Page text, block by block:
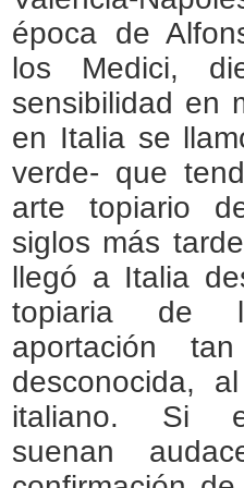
época de
los Medici,
sensibilidad en
en Italia se
verde- que
arte topiario
siglos más
llegó a Italia
topiaria de
aportación
desconocida,
italiano. Si
suenan